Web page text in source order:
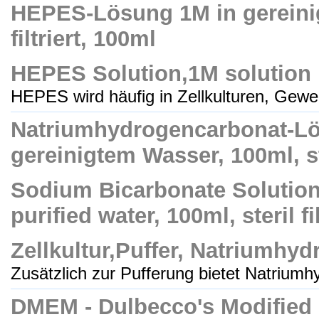
HEPES-Lösung 1M in
filtriert, 100ml
HEPES Solution,1M
HEPES wird häufig in Zellkulturen,
Natriumhydrogencarbonat-
gereinigtem Wasser, 100ml,
Sodium Bicarbonate
purified water, 100ml, steril
Zellkultur,Puffer,
Zusätzlich zur Pufferung bietet
DMEM - Dulbecco's Modified